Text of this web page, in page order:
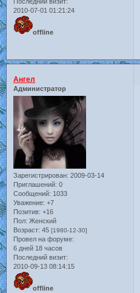
2010-07-01 01:21:24
offline
Ангел
Администратор
Зарегистрирован: 2009-03-14
Приглашений: 0
Сообщений: 1033
Уважение: +7
Позитив: +16
Пол: Женский
Возраст: 45 [1980-12-30]
Провел на форуме:
6 дней 18 часов
Последний визит:
2010-09-13 08:14:15
offline